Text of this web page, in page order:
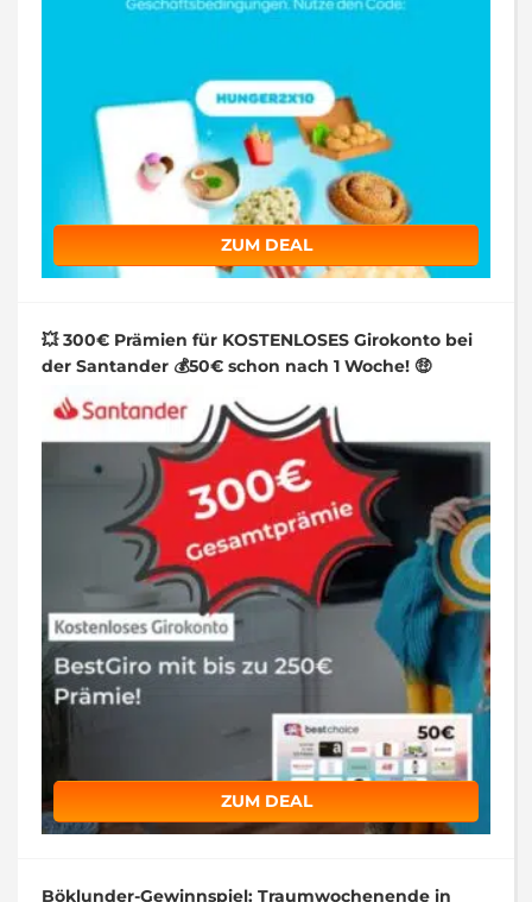
ZUM DEAL
💥 300€ Prämien für KOSTENLOSES Girokonto bei
der Santander 💰50€ schon nach 1 Woche! 🤑
ZUM DEAL
Böklunder-Gewinnspiel: Traumwochenende in